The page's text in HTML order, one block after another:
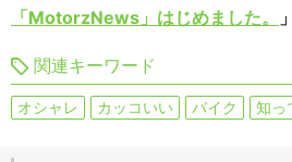
「MotorzNews」はじめました。
関連キーワード
オシャレ カッコいい バイク 知っ